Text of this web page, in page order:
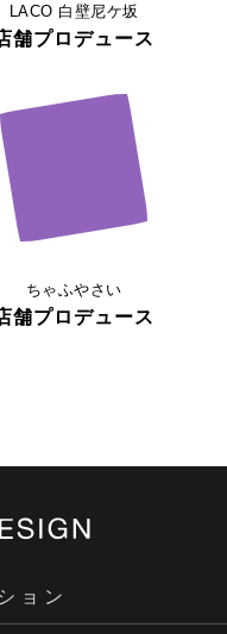
LACO 白壁尼ケ坂
舗プロデュース
ちゃふやさい
舗プロデュース
ョン